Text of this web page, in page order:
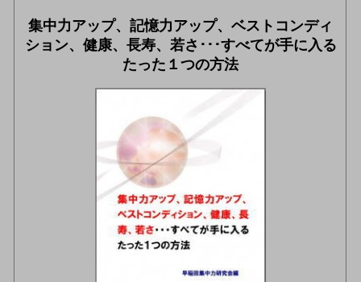
集中力アップ、記憶力アップ、ベストコンディ
ション、健康、長寿、若さ･･･すべてが手に入る
たった１つの方法